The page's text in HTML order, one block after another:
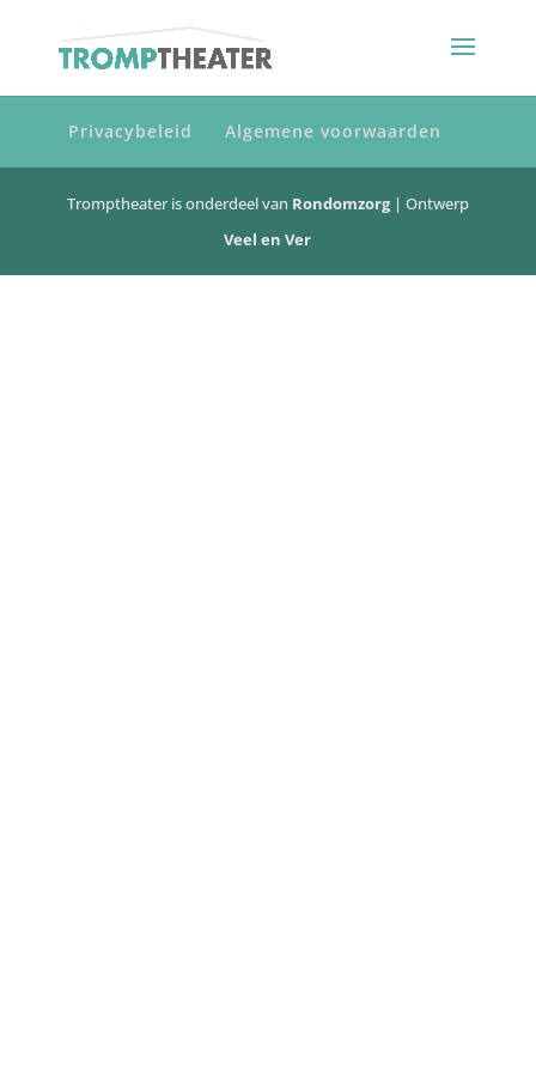
Privacybeleid Algemene voorwaarden
Tromptheater is onderdeel van Rondomzorg | Ontwerp
Veel en Ver